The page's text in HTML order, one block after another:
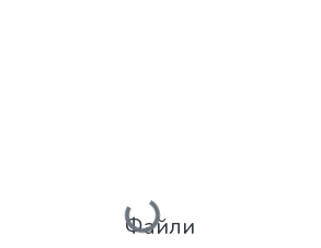
Вантажиться...
Файли